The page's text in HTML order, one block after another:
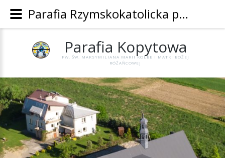
Parafia Kopytowa
PW. ŚW. MAKSYMILIANA MARII KOLBE I MATKI BOŻEJ
RÓŻAŃCOWEJ
Parafia Rzymskokatolicka pw. Św. Maksymiliana Marii Kolbe i Matki Bożej Różańcowej w Kopytowej - Parafia Kopytowa